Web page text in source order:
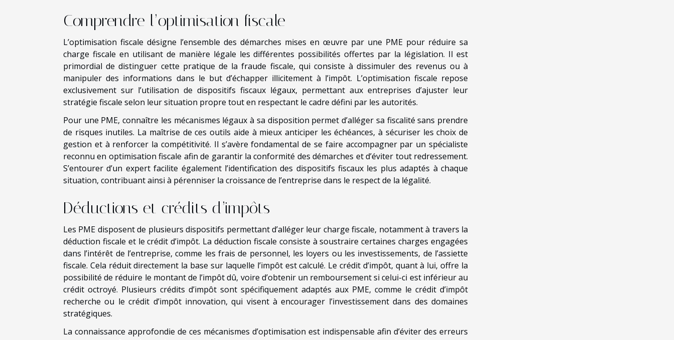
Comprendre l’optimisation fiscale
L’optimisation fiscale désigne l’ensemble des démarches mises en œuvre par une PME pour réduire sa
charge fiscale en utilisant de manière légale les différentes possibilités offertes par la législation. Il est
primordial de distinguer cette pratique de la fraude fiscale, qui consiste à dissimuler des revenus ou à
manipuler des informations dans le but d’échapper illicitement à l’impôt. L’optimisation fiscale repose
exclusivement sur l’utilisation de dispositifs fiscaux légaux, permettant aux entreprises d’ajuster leur
stratégie fiscale selon leur situation propre tout en respectant le cadre défini par les autorités.
Pour une PME, connaître les mécanismes légaux à sa disposition permet d’alléger sa fiscalité sans prendre
de risques inutiles. La maîtrise de ces outils aide à mieux anticiper les échéances, à sécuriser les choix de
gestion et à renforcer la compétitivité. Il s’avère fondamental de se faire accompagner par un spécialiste
reconnu en optimisation fiscale afin de garantir la conformité des démarches et d’éviter tout redressement.
S’entourer d’un expert facilite également l’identification des dispositifs fiscaux les plus adaptés à chaque
situation, contribuant ainsi à pérenniser la croissance de l’entreprise dans le respect de la légalité.
Déductions et crédits d’impôts
Les PME disposent de plusieurs dispositifs permettant d’alléger leur charge fiscale, notamment à travers la
déduction fiscale et le crédit d’impôt. La déduction fiscale consiste à soustraire certaines charges engagées
dans l’intérêt de l’entreprise, comme les frais de personnel, les loyers ou les investissements, de l’assiette
fiscale. Cela réduit directement la base sur laquelle l’impôt est calculé. Le crédit d’impôt, quant à lui, offre la
possibilité de réduire le montant de l’impôt dû, voire d’obtenir un remboursement si celui-ci est inférieur au
crédit octroyé. Plusieurs crédits d’impôt sont spécifiquement adaptés aux PME, comme le crédit d’impôt
recherche ou le crédit d’impôt innovation, qui visent à encourager l’investissement dans des domaines
stratégiques.
La connaissance approfondie de ces mécanismes d’optimisation est indispensable afin d’éviter des erreurs